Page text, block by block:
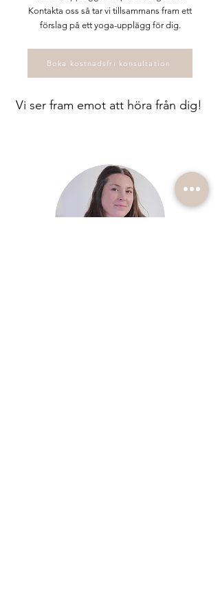
Kontakta oss så tar vi tillsammans fram ett
förslag på ett yoga-upplägg för dig.
Boka kostnadsfri konsultation
Vi ser fram emot att höra från dig!